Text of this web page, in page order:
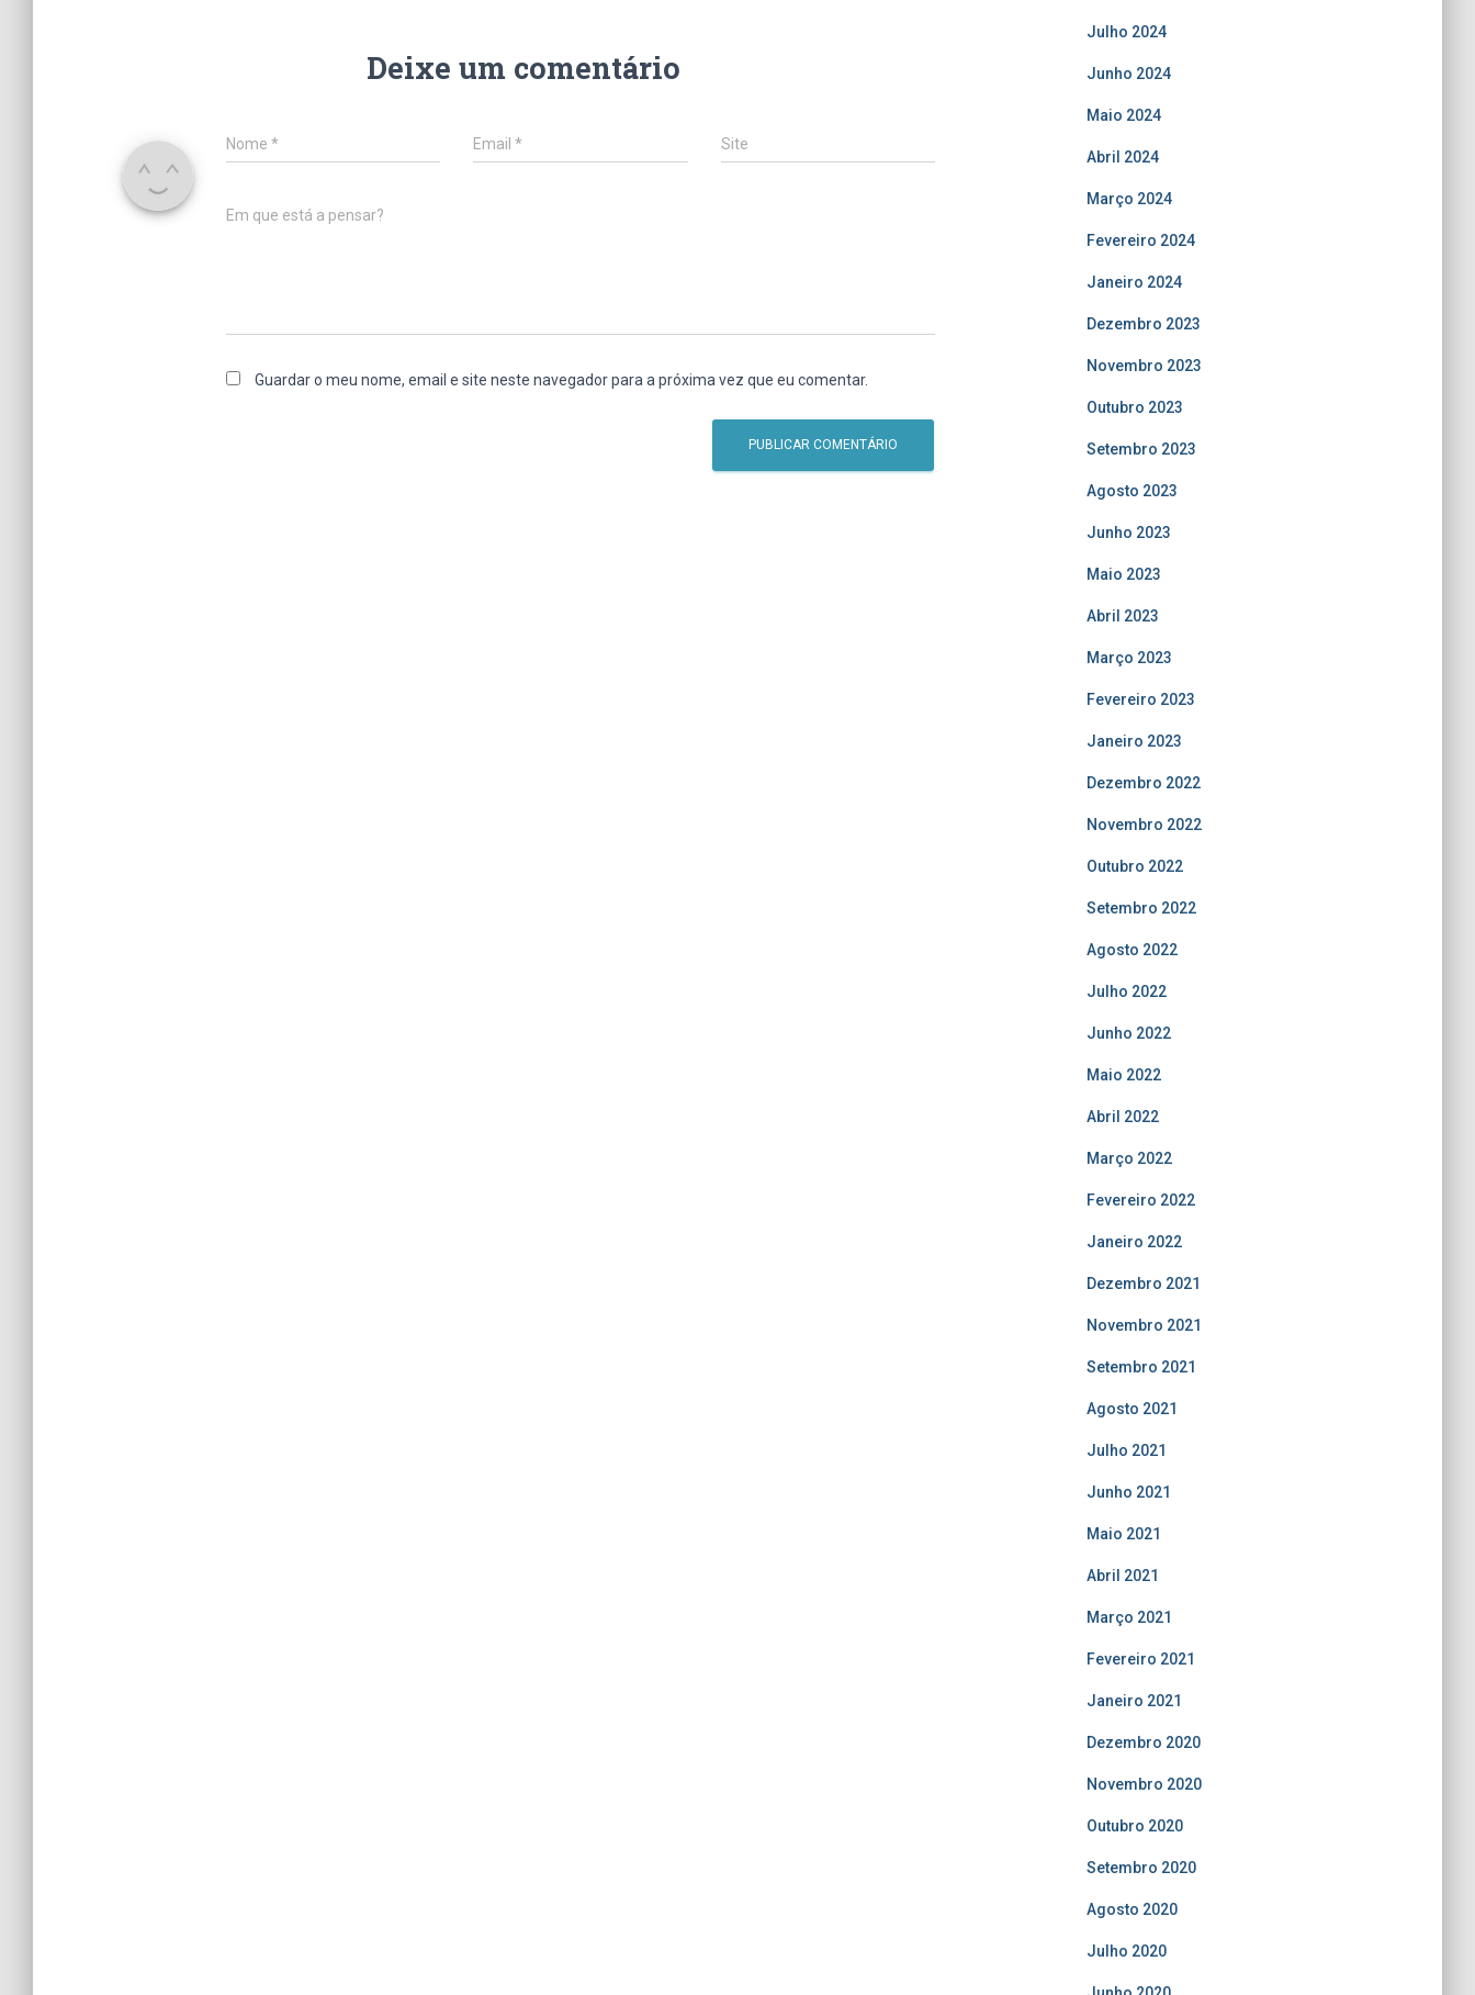
Deixe um comentário
Nome * Email* Site
Em que está a pensar?
Guardar o meu nome, email e site neste navegador para a próxima vez que eu comentar.
Julho 2024
Junho 2024
Maio 2024
Abril 2024
Março 2024
Fevereiro 2024
Janeiro 2024
Dezembro 2023
Novembro 2023
Outubro 2023
Setembro 2023
Agosto 2023
Junho 2023
Maio 2023
Abril 2023
Março 2023
Fevereiro 2023
Janeiro 2023
Dezembro 2022
Novembro 2022
Outubro 2022
Setembro 2022
Agosto 2022
Julho 2022
Junho 2022
Maio 2022
Abril 2022
Março 2022
Fevereiro 2022
Janeiro 2022
Dezembro 2021
Novembro 2021
Setembro 2021
Agosto 2021
Julho 2021
Junho 2021
Maio 2021
Abril 2021
Março 2021
Fevereiro 2021
Janeiro 2021
Dezembro 2020
Novembro 2020
Outubro 2020
Setembro 2020
Agosto 2020
Julho 2020